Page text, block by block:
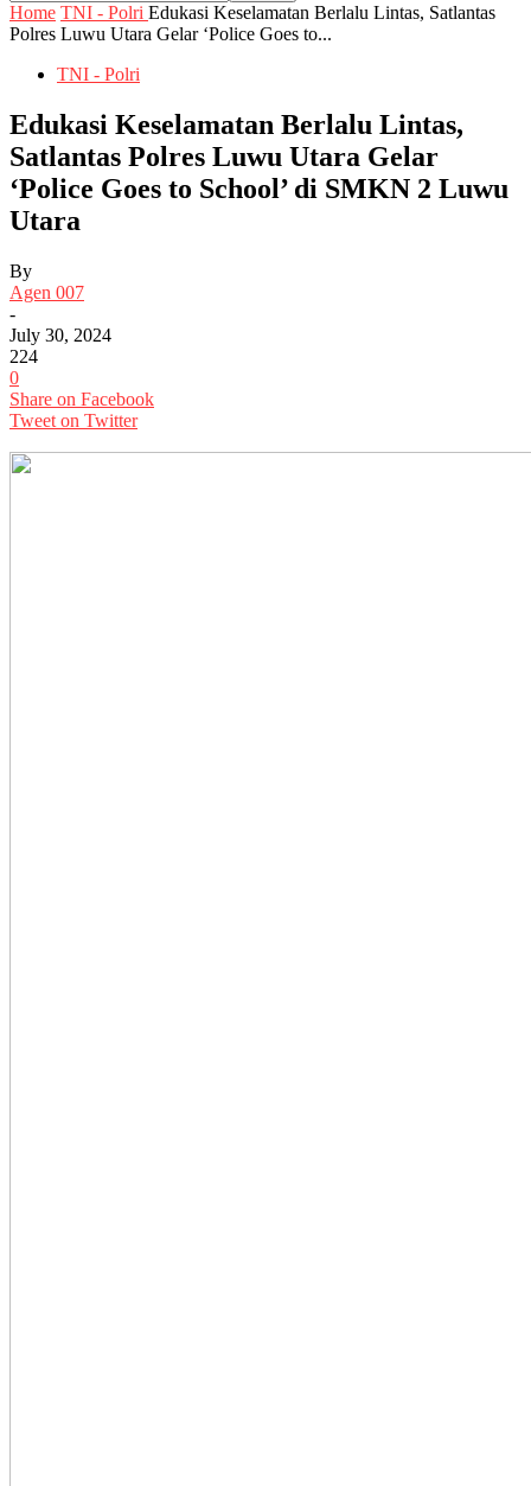
Home TNI - Polri Edukasi Keselamatan Berlalu Lintas, Satlantas
Polres Luwu Utara Gelar ‘Police Goes to...
TNI - Polri
Edukasi Keselamatan Berlalu Lintas,
Satlantas Polres Luwu Utara Gelar
‘Police Goes to School’ di SMKN 2 Luwu
Utara
By
Agen 007
-
July 30, 2024
224
0
Share on Facebook
Tweet on Twitter